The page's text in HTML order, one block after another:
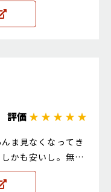
評価★ ★ ★ ★ ★
ま見なくなってき
かも安いし。無く